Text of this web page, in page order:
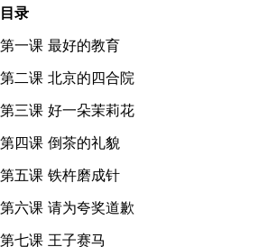
目录
第一课 最好的教育
第二课 北京的四合院
第三课 好一朵茉莉花
第四课 倒茶的礼貌
第五课 铁杵磨成针
第六课 请为夸奖道歉
第七课 王子赛马